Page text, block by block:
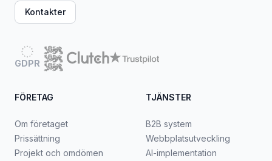
Kontakter
GDPR
FÖRETAG
Om företaget
Prissättning
Projekt och omdömen
TJÄNSTER
B2B system
Webbplatsutveckling
AI-implementation